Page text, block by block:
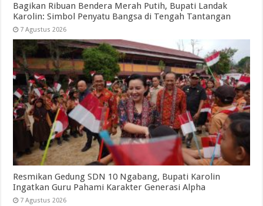
Bagikan Ribuan Bendera Merah Putih, Bupati Landak
Karolin: Simbol Penyatu Bangsa di Tengah Tantangan
7 Agustus 2026
Resmikan Gedung SDN 10 Ngabang, Bupati Karolin
Ingatkan Guru Pahami Karakter Generasi Alpha
7 Agustus 2026